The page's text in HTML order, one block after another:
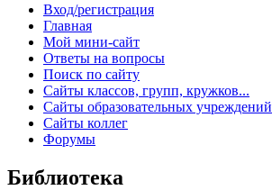
Вход/регистрация
Главная
Мой мини-сайт
Ответы на вопросы
Поиск по сайту
Сайты классов, групп, кружков...
Сайты образовательных учреждений
Сайты коллег
Форумы
Библиотека